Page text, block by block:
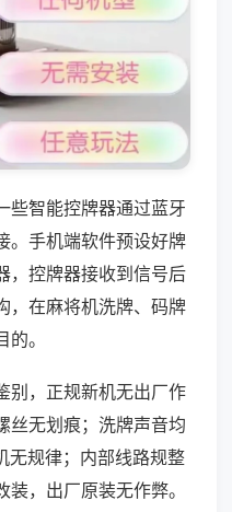
些智能控牌器通过蓝牙
。手机端软件预设好牌
，控牌器接收到信号后
，在麻将机洗牌、码牌
。
别，正规新机无出厂作
丝无划痕；洗牌声音均
规律；内部线路规整
，出厂原装无作弊。